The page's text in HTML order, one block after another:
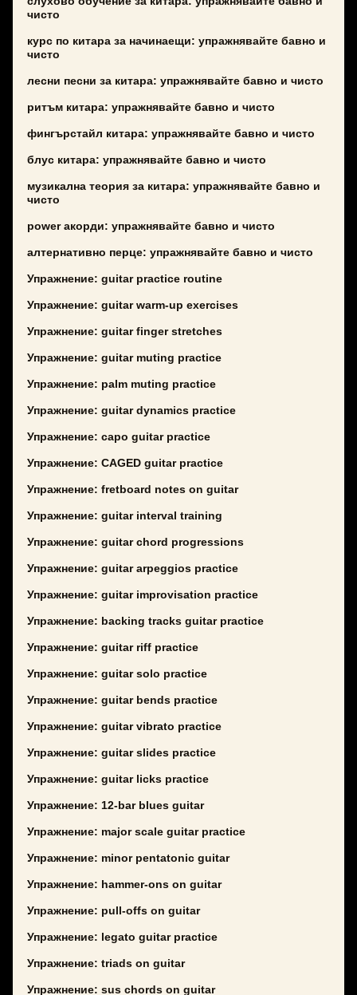
чисто
курс по китара за начинаещи: упражнявайте бавно и
чисто
лесни песни за китара: упражнявайте бавно и чисто
ритъм китара: упражнявайте бавно и чисто
фингърстайл китара: упражнявайте бавно и чисто
блус китара: упражнявайте бавно и чисто
музикална теория за китара: упражнявайте бавно и
чисто
power акорди: упражнявайте бавно и чисто
алтернативно перце: упражнявайте бавно и чисто
Упражнение: guitar practice routine
Упражнение: guitar warm-up exercises
Упражнение: guitar finger stretches
Упражнение: guitar muting practice
Упражнение: palm muting practice
Упражнение: guitar dynamics practice
Упражнение: capo guitar practice
Упражнение: CAGED guitar practice
Упражнение: fretboard notes on guitar
Упражнение: guitar interval training
Упражнение: guitar chord progressions
Упражнение: guitar arpeggios practice
Упражнение: guitar improvisation practice
Упражнение: backing tracks guitar practice
Упражнение: guitar riff practice
Упражнение: guitar solo practice
Упражнение: guitar bends practice
Упражнение: guitar vibrato practice
Упражнение: guitar slides practice
Упражнение: guitar licks practice
Упражнение: 12-bar blues guitar
Упражнение: major scale guitar practice
Упражнение: minor pentatonic guitar
Упражнение: hammer-ons on guitar
Упражнение: pull-offs on guitar
Упражнение: legato guitar practice
Упражнение: triads on guitar
Упражнение: sus chords on guitar